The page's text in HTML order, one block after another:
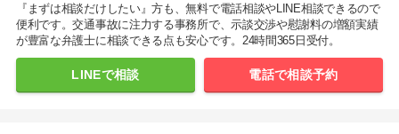
『まずは相談だけしたい』方も、無料で電話相談やLINE相談できるので
便利です。交通事故に注力する事務所で、示談交渉や慰謝料の増額実績
が豊富な弁護士に相談できる点も安心です。24時間365日受付。
LINEで相談 電話で相談予約